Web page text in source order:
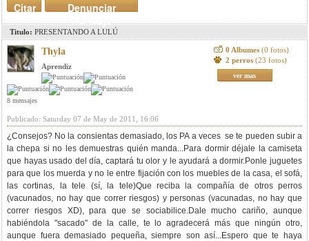
Denunciar
mensaje
Citar
Titulo: PRESENTANDO A LULÚ
Thyla
Aprendiz
8 mensajes
0 Albumes (0 fotos)
2 perros (23 fotos)
ver mas
Publicado: Saturday 07 de May de 2011, 16:06
¿Consejos? No la consientas demasiado, los PA a veces se te pueden subir a
la chepa si no les demuestras quién manda...Para dormir déjale la camiseta
que hayas usado del día, captará tu olor y le ayudará a dormir.Ponle juguetes
para que los muerda y no le entre fijación con los muebles de la casa, el sofá,
las cortinas, la tele (sí, la tele)Que reciba la compañía de otros perros
(vacunados, no hay que correr riesgos) y personas (vacunadas, no hay que
correr riesgos XD), para que se sociabilice.Dale mucho cariño, aunque
habiéndola "sacado" de la calle, te lo agradecerá más que ningún otro,
aunque fuera demasiado pequeña, siempre son así...Espero que te haya